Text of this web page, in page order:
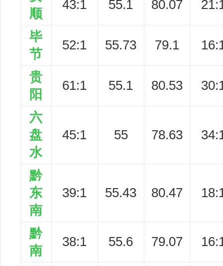
顺
43:1 55.1 80.07
毕
节
52:1 55.73 79.1
贵
阳
61:1 55.1 80.53
六
盘
水
45:1 55 78.63
黔
东
南
39:1 55.43 80.47
黔
南
38:1 55.6 79.07